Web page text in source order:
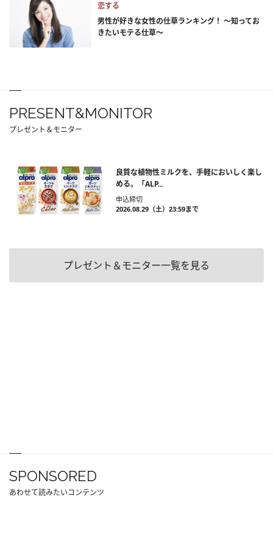
恋する
男性が好きな女性の仕草ランキング！ ～知ってお
きたいモテる仕草～
PRESENT&MONITOR
プレゼント＆モニター
良質な植物性ミルクを、手軽においしく楽し
める。「ALP...
申込締切
2026.08.29（土）23:59まで
プレゼント＆モニター一覧を見る
SPONSORED
あわせて読みたいコンテンツ